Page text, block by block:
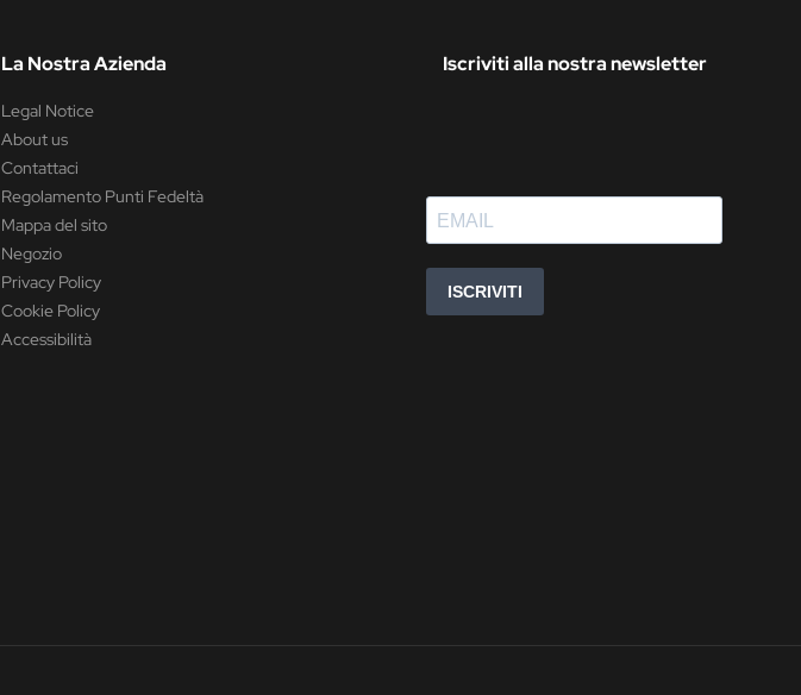
La Nostra Azienda
Legal Notice
About us
Contattaci
Regolamento Punti Fedeltà
Mappa del sito
Negozio
Privacy Policy
Cookie Policy
Accessibilità
Iscriviti alla nostra newsletter